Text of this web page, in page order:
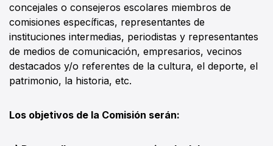
concejales o consejeros escolares miembros de
comisiones específicas, representantes de
instituciones intermedias, periodistas y representantes
de medios de comunicación, empresarios, vecinos
destacados y/o referentes de la cultura, el deporte, el
patrimonio, la historia, etc.
Los objetivos de la Comisión serán: